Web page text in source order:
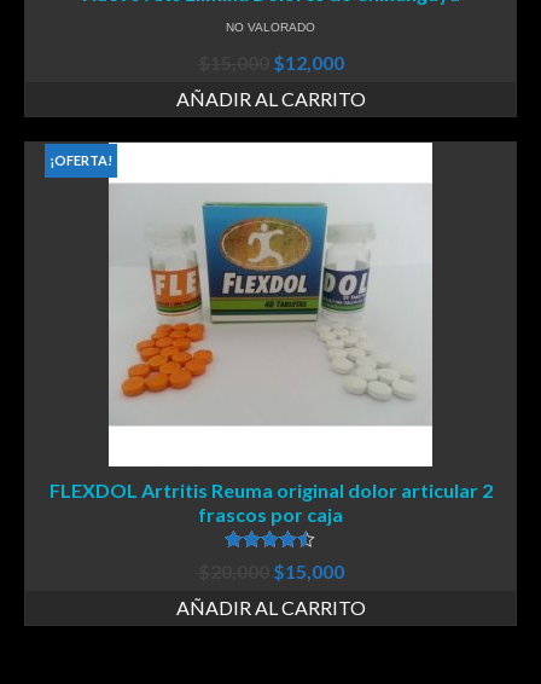
NO VALORADO
$12,000
AÑADIR AL CARRITO
¡OFERTA!
FLEXDOL Artritis Reuma original dolor articular 2
frascos por caja
Valorado en
de 5
$15,000
AÑADIR AL CARRITO